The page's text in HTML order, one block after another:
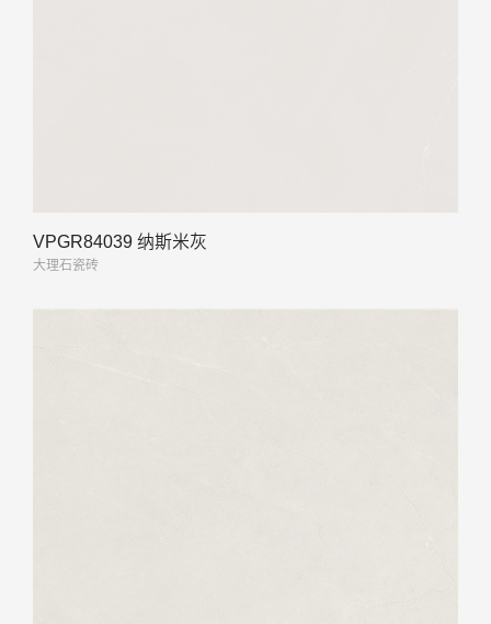
VPGR84039 纳斯米灰
大理石瓷砖